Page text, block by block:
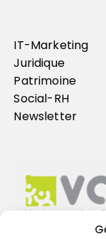
IT-Marketing
Juridique
Patrimoine
Social-RH
Newsletter